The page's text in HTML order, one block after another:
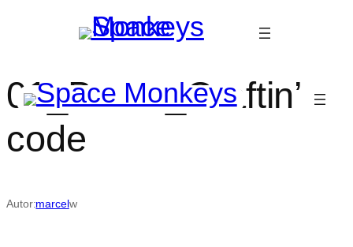
01_Baner_Craftin’-
code
Autor:marcelw